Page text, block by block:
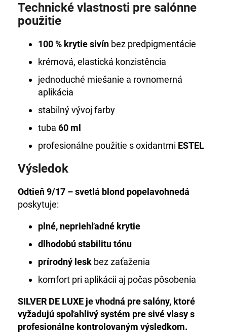
Technické vlastnosti pre salónne
použitie
100 % krytie sivín bez predpigmentácie
krémová, elastická konzistência
jednoduché miešanie a rovnomerná
aplikácia
stabilný vývoj farby
tuba 60 ml
profesionálne použitie s oxidantmi ESTEL
Výsledok
Odtieň 9/17 – svetlá blond popelavohnedá
poskytuje:
plné, nepriehľadné krytie
dlhodobú stabilitu tónu
prírodný lesk bez zaťaženia
komfort pri aplikácii aj počas pôsobenia
SILVER DE LUXE je vhodná pre salóny, ktoré
vyžadujú spoľahlivý systém pre sivé vlasy s
profesionálne kontrolovaným výsledkom.